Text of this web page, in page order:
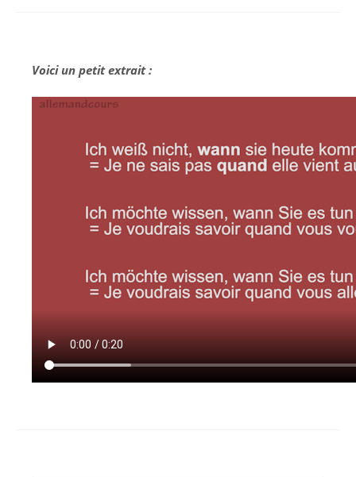
Voici un petit extrait :